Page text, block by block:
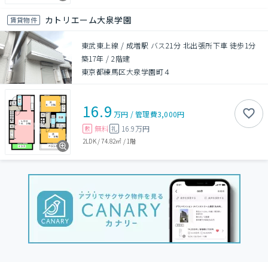
賃貸物件 カトリエーム大泉学園
東武東上線 / 成増駅 バス21分 北出張所下車 徒歩1分
築17年 /2階建
東京都練馬区大泉学園町４
16.9 万円 /管理費3,000円
敷 無料 礼 16.9万円
2LDK/74.82㎡ / 1階